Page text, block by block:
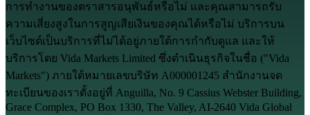
การทำงานของตราสารอนุพันธ์หรือไม่ และคุณสามารถรับ
ความเสี่ยงสูงในการสูญเสียเงินของคุณได้หรือไม่ บริการบน
เว็บไซต์เป็นบริการที่ไม่ได้อยู่ภายใต้การกำกับดูแล และให้
บริการโดย Vida Markets Limited ซึ่งดำเนินธุรกิจในชื่อ ("Vida
Markets") ภายใต้หมายเลขบริษัท A000001245 สำนักงานจด
ทะเบียนของเราตั้งอยู่ที่ Anguilla, No. 9 Cassius Webster Building,
Grace Complex, PO Box 1330, The Valley, AI-2640 Vida Global